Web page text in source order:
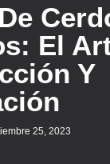
El
Y
25, 2023